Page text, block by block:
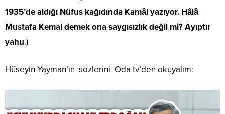
1935’de aldığı Nüfus kağıdında Kamâl yazıyor. Hâlâ
Mustafa Kemal demek ona saygısızlık değil mi? Ayıptır
yahu.)
Hüseyin Yayman’ın sözlerini Oda tv’den okuyalım: